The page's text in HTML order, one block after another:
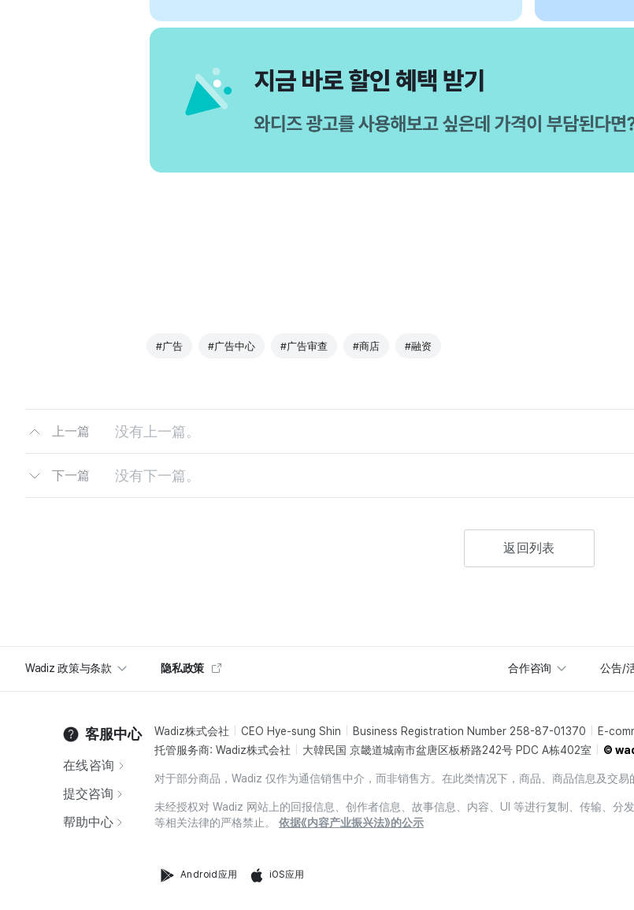
#广告 #广告中心 #广告审查 #商店 #融资
上一篇 没有上一篇。
下一篇 没有下一篇。
返回列表
Wadiz 政策与条款 隐私政策 合作咨询 公告/
客服中心
在线咨询
提交咨询
帮助中心
Wadiz株式会社 CEO Hye-sung Shin Business Registration Number 258-87-01370 E-
托管服务商: Wadiz株式会社
大韓民国 京畿道城南市盆唐区板桥路242号 PDC A栋402室 ©
对于部分商品，Wadiz 仅作为通信销售中介，而非销售方。在此类情况下，商品、商品信息及交
未经授权对 Wadiz 网站上的回报信息、创作者信息、故事信息、内容、UI 等进行复制、传输、分发
等相关法律的严格禁止。
依据《内容产业振兴法》的公示
Android应用 iOS应用